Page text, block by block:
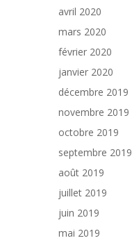
avril 2020
mars 2020
février 2020
janvier 2020
décembre 2019
novembre 2019
octobre 2019
septembre 2019
août 2019
juillet 2019
juin 2019
mai 2019